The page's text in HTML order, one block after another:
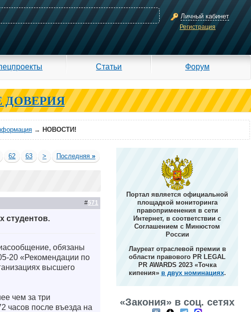
Личный кабинет
Регистрация
Статьи Форум
ДОВЕРИЯ
→ НОВОСТИ!
62 63 > Последняя»
#571
студентов.
обязаны
20 «Рекомендации по
высшего
чем за три
часов после въезда на
Портал является официальной
площадкой мониторинга
правоприменения в сети
Интернет, в соответствии с
Соглашением с Минюстом
России
Лауреат отраслевой премии в
области правового PR LEGAL
PR AWARDS 2023 «Точка
кипения» в двух номинациях.
«Закония» в соц. сетях